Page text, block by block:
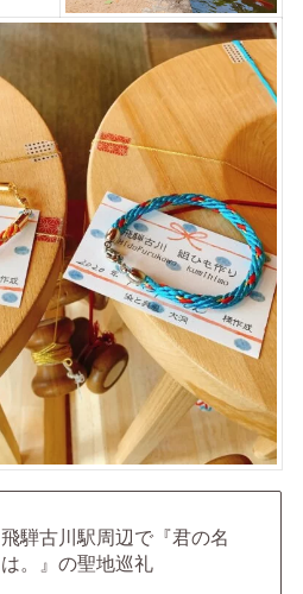
飛騨古川駅周辺で『君の名
は。』の聖地巡礼